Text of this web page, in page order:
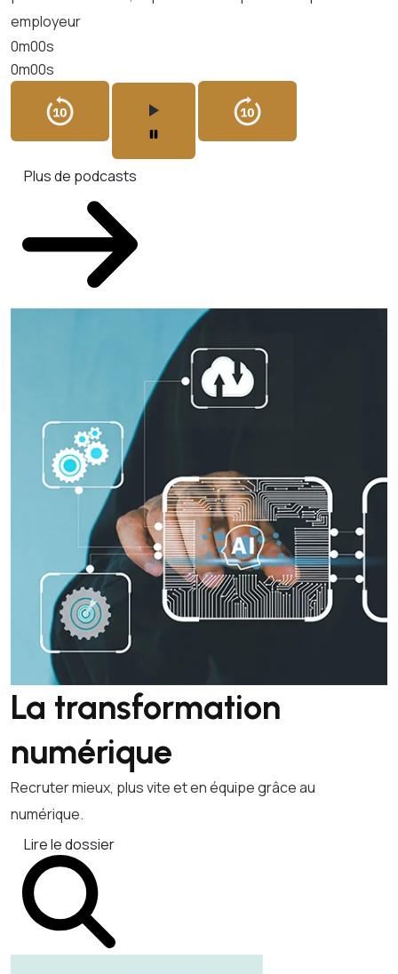
employeur
0m00s
0m00s
Plus de podcasts
La transformation
numérique
Recruter mieux, plus vite et en équipe grâce au
numérique.
Lire le dossier